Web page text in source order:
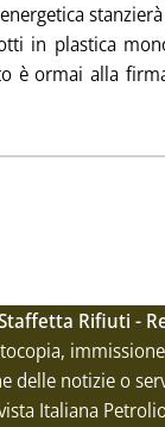
in plastica
è ormai alla
Rifiuti -
delle notizie o
Italiana